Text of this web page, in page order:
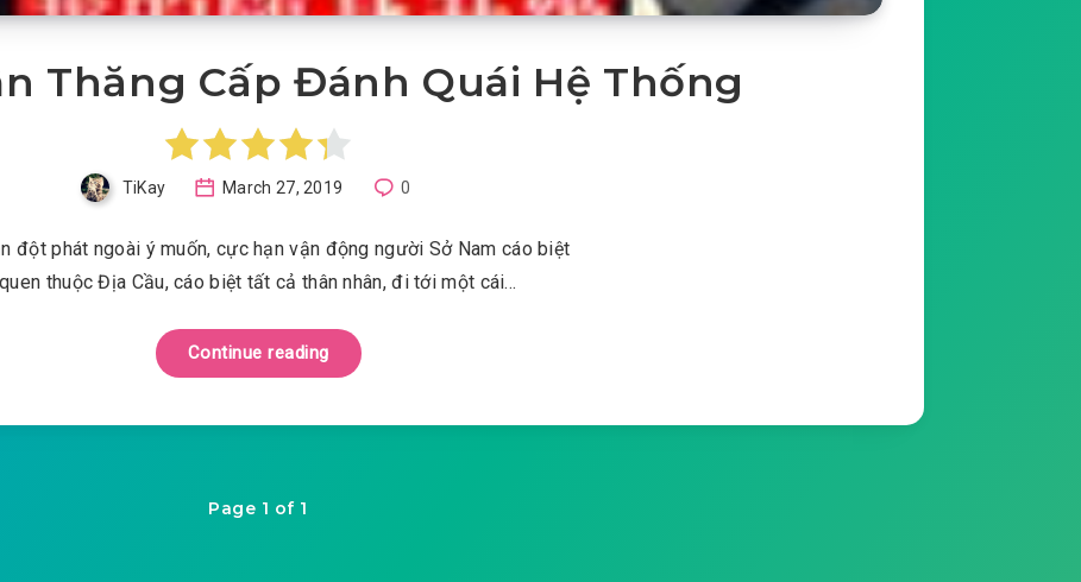
Thăng Cấp Đánh Quái Hệ Thống
TiKay March 27, 2019 0
đột phát ngoài ý muốn, cực hạn vận động người Sở Nam cáo biệt
quen thuộc Địa Cầu, cáo biệt tất cả thân nhân, đi tới một cái…
Continue reading
Page 1 of 1